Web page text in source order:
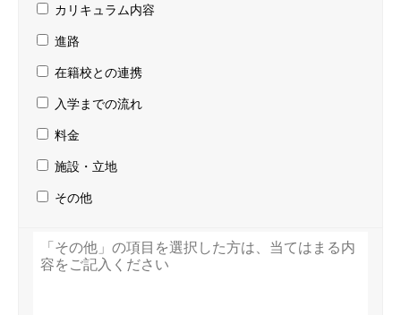
カリキュラム
生徒・保護者の声
企業・団体との共創の環
お問い合わせ
入学の流れ FLOW
カリキュラム内容
進路
在籍校との連携
入学までの流れ
料金
施設・立地
その他